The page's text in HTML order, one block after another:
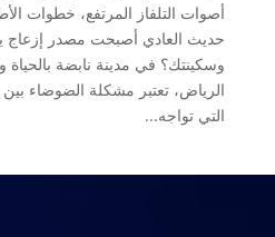
أصوات التلفاز المرتفع، خطوات
حديث العادي أصبحت مصدر إزعاج
وسكينتك؟ في مدينة نابضة
الرياض، تعتبر مشكلة الضوضاء
التي تواجه...